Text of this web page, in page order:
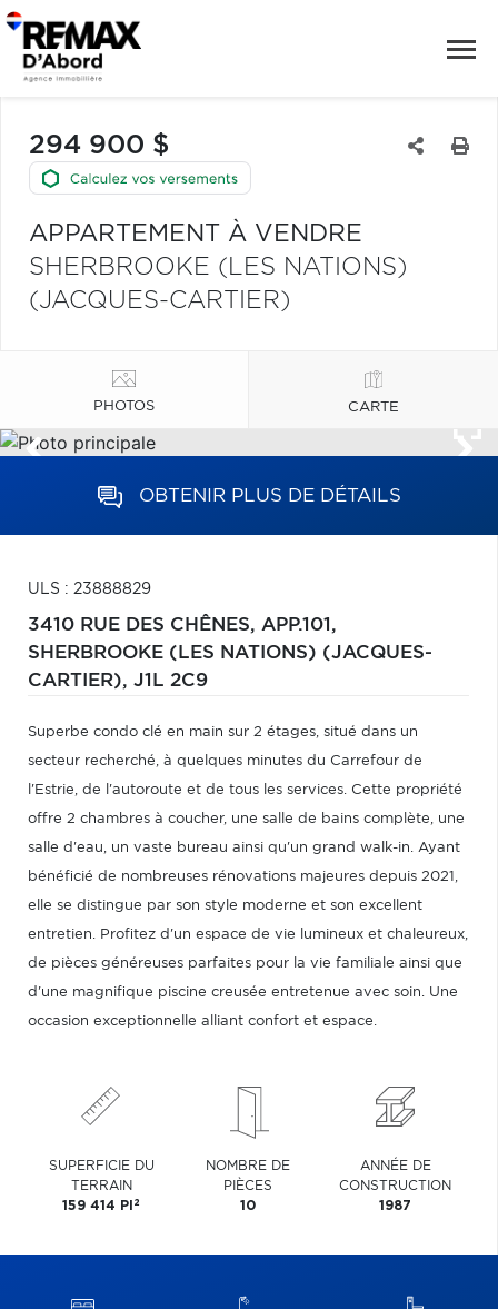
294 900 $
APPARTEMENT À VENDRE
SHERBROOKE (LES NATIONS)
(JACQUES-CARTIER)
PHOTOS CARTE
OBTENIR PLUS DE DÉTAILS
ULS : 23888829
3410 RUE DES CHÊNES, APP.101,
SHERBROOKE (LES NATIONS) (JACQUES-
CARTIER), J1L 2C9
Superbe condo clé en main sur 2 étages, situé dans un
secteur recherché, à quelques minutes du Carrefour de
l'Estrie, de l'autoroute et de tous les services. Cette propriété
offre 2 chambres à coucher, une salle de bains complète, une
salle d'eau, un vaste bureau ainsi qu'un grand walk-in. Ayant
bénéficié de nombreuses rénovations majeures depuis 2021,
elle se distingue par son style moderne et son excellent
entretien. Profitez d'un espace de vie lumineux et chaleureux,
de pièces généreuses parfaites pour la vie familiale ainsi que
d'une magnifique piscine creusée entretenue avec soin. Une
occasion exceptionnelle alliant confort et espace.
SUPERFICIE DU
TERRAIN
159 414 PI 2
NOMBRE DE
PIÈCES
10
ANNÉE DE
CONSTRUCTION
1987